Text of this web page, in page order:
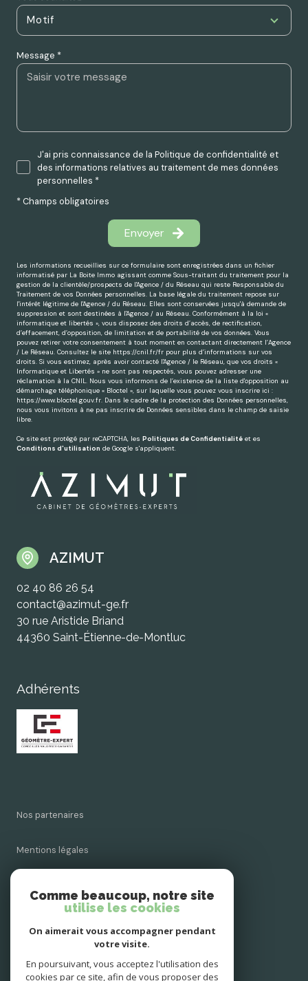
Motif
Message *
J'ai pris connaissance de la Politique de confidentialité et
des informations relatives au traitement de mes données
personnelles *
* Champs obligatoires
Envoyer
Les informations recueillies sur ce formulaire sont enregistrées dans un fichier
informatisé par La Boite Immo agissant comme Sous-traitant du traitement pour la
gestion de la clientèle/prospects de l'Agence / du Réseau qui reste Responsable du
Traitement de vos Données personnelles. La base légale du traitement repose sur
l'intérêt légitime de l'Agence / du Réseau. Elles sont conservées jusqu'à demande de
suppression et sont destinées à l'Agence / au Réseau. Conformément à la loi «
informatique et libertés », vous disposez des droits d’accès, de rectification,
d’effacement, d’opposition, de limitation et de portabilité de vos données. Vous
pouvez retirer votre consentement à tout moment en contactant directement l’Agence
/ Le Réseau. Consultez le site https://cnil.fr/fr pour plus d’informations sur vos
droits. Si vous estimez, après avoir contacté l'Agence / le Réseau, que vos droits «
Informatique et Libertés » ne sont pas respectés, vous pouvez adresser une
réclamation à la CNIL. Nous vous informons de l’existence de la liste d'opposition au
démarchage téléphonique « Bloctel », sur laquelle vous pouvez vous inscrire ici :
https://www.bloctel.gouv.fr. Dans le cadre de la protection des Données personnelles,
nous vous invitons à ne pas inscrire de Données sensibles dans le champ de saisie
libre.
Ce site est protégé par reCAPTCHA, les Politiques de Confidentialité et es
Conditions d'utilisation de Google s'appliquent.
AZIMUT
02 40 86 26 54
contact@azimut-ge.fr
30 rue Aristide Briand
44360 Saint-Étienne-de-Montluc
Adhérents
nos partenaires
mentions légales
Comme beaucoup, notre site
utilise les cookies
On aimerait vous accompagner pendant
votre visite.
En poursuivant, vous acceptez l'utilisation des
cookies par ce site, afin de vous proposer des